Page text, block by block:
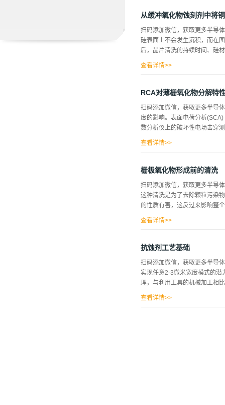
剂用于去除硅基表面有机和金
态氮纳入符合表1工业废水限
化学机械抛光氧化物机理CMP
上。由于抛光液富含钾离子和
效去除污染物。SFI工具采用了
从缓冲氧化物蚀刻剂中将
扫码添加微信，获取更多半导
硅表面上不会发生沉积，而在
后，晶片清洗的持续时间、硅
质的分布取决于溶液中氟离子
表面的选定位置被阴极还原，
电池。基本上，电化学反应与
验结果的支持。从第三组晶片
沉积水平，接近单层...
查看详情>>
RCA对薄栅氧化物分解特
扫码添加微信，获取更多半导
度的影响。表面电荷分析
数分析仪上的破坏性电场击穿
中超过50%的产量损失是由微
的工作和长期可靠性有深远的
最普遍的是RCA溶液，它是过
MOS电容-电压(C)测量是监测
(Qox)、dlld界面陷阱密度(D，
查看详情>>
栅极氧化物形成前的清洗
扫码添加微信，获取更多半导
这种清洗是为了去除颗粒污染
的性质有害，这反过来影响整
金属从硅晶片表面去除。SC2
括连续的步骤:HF 去离子水冲
骤的顺序，或者省略一个步骤
45SC1解决方案。并且这种粗
洗是理想的。可通过以下方式
查看详情>>
抗蚀剂工艺基础
扫码添加微信，获取更多半导
实现任意2-3微米宽度模式的
理，与利用工具的机械加工相
查看详情>>